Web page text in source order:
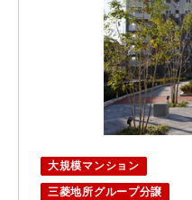
大規模マンション
三菱地所グループ分譲